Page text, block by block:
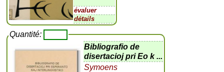
évaluer
détails
Quantité:
Bibliografio de
disertacioj pri Eo k ...
Symoens